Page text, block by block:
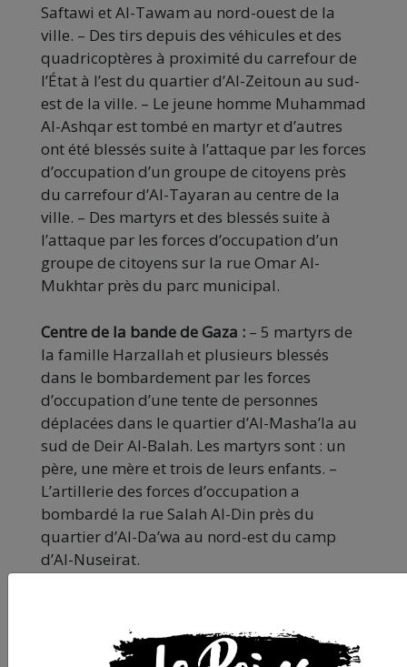
Saftawi et Al-Tawam au nord-ouest de la
ville. – Des tirs depuis des véhicules et des
quadricoptères à proximité du carrefour de
l’État à l’est du quartier d’Al-Zeitoun au sud-
est de la ville. – Le jeune homme Muhammad
Al-Ashqar est tombé en martyr et d’autres
ont été blessés suite à l’attaque par les forces
d’occupation d’un groupe de citoyens près
du carrefour d’Al-Tayaran au centre de la
ville. – Des martyrs et des blessés suite à
l’attaque par les forces d’occupation d’un
groupe de citoyens sur la rue Omar Al-
Mukhtar près du parc municipal.
Centre de la bande de Gaza : – 5 martyrs de
la famille Harzallah et plusieurs blessés
dans le bombardement par les forces
d’occupation d’une tente de personnes
déplacées dans le quartier d’Al-Masha’la au
sud de Deir Al-Balah. Les martyrs sont : un
père, une mère et trois de leurs enfants. –
L’artillerie des forces d’occupation a
bombardé la rue Salah Al-Din près du
quartier d’Al-Da’wa au nord-est du camp
d’Al-Nuseirat.
Muhammad Abu Mustafa a été tué et
d’autres blessés lorsque les forces